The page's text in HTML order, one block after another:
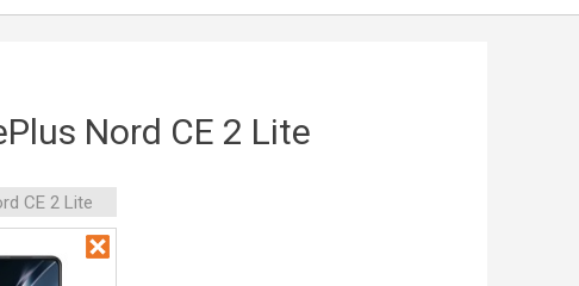
Nord CE 2 Lite
CE 2 Lite